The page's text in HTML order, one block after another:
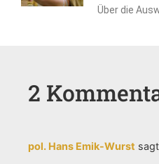
Über die
2
pol. Hans Emik-Wurst